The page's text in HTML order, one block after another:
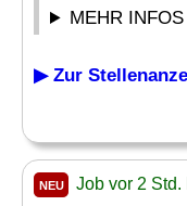
MEHR
▶ Zur
NEU Job vor 2